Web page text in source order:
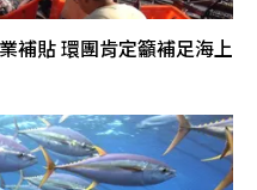
補貼 環團肯定籲補足海上